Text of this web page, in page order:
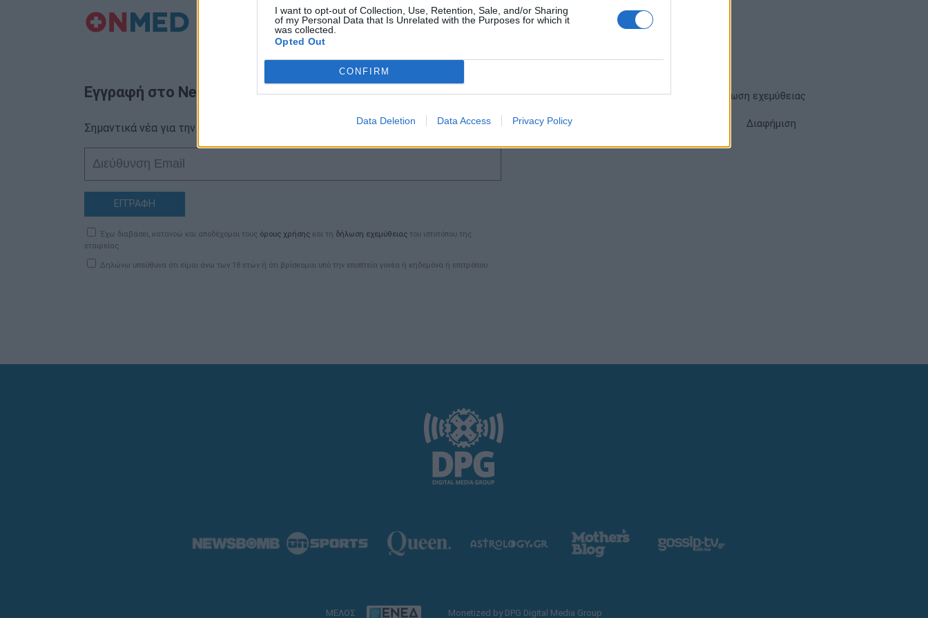
I want to opt-out of Collection, Use, Retention, Sale, and/or Sharing
of my Personal Data that Is Unrelated with the Purposes for which it
was collected.
Opted Out
CONFIRM
Data Deletion Data Access Privacy Policy
Εγγραφή στο Newsletter
Σημαντικά νέα για την υγεία στο mail σας καθημερινά
ΕΓΓΡΑΦΗ
Έχω διαβάσει, κατανοώ και αποδέχομαι τους όρους χρήσης και τη δήλωση εχεμύθειας του ιστοτόπου της
εταιρείας
Δηλώνω υπεύθυνα ότι είμαι άνω των 18 ετών ή ότι βρίσκομαι υπό την εποπτεία γονέα ή κηδεμόνα ή επιτρόπου
Ταυτότητα Όροι χρήσης Δήλωση εχεμύθειας
Ρυθμίσεις Cookies Διαφήμιση
ΜΕΛΟΣ Monetized by DPG Digital Media Group